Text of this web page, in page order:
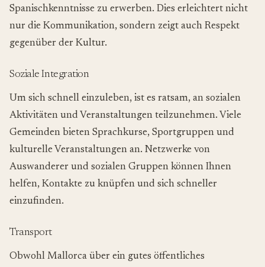
Spanischkenntnisse zu erwerben. Dies erleichtert nicht
nur die Kommunikation, sondern zeigt auch Respekt
gegenüber der Kultur.
Soziale Integration
Um sich schnell einzuleben, ist es ratsam, an sozialen
Aktivitäten und Veranstaltungen teilzunehmen. Viele
Gemeinden bieten Sprachkurse, Sportgruppen und
kulturelle Veranstaltungen an. Netzwerke von
Auswanderer und sozialen Gruppen können Ihnen
helfen, Kontakte zu knüpfen und sich schneller
einzufinden.
Transport
Obwohl Mallorca über ein gutes öffentliches